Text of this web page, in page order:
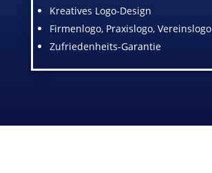
Kreatives Logo-Design
Firmenlogo, Praxislogo, Vereinslogo
Zufriedenheits-Garantie